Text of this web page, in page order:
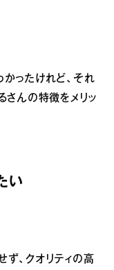
ったけれど、それ
さんの特徴をメリッ
い
、クオリティの高